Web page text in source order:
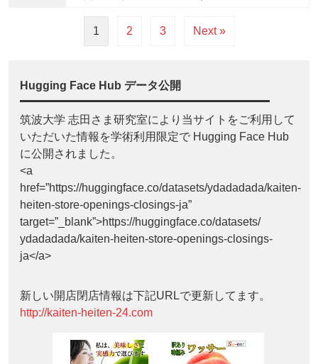
1 2 3 Next »
Hugging Face Hub データ公開
筑波大学 志田さま研究室により当サイトをご利用して
いただいた情報を学術利用限定で Hugging Face Hub
に公開されました。
<a
href=”https://huggingface.co/datasets/ydadadada/kaiten-
heiten-store-openings-closings-ja”
target=”_blank”>https://huggingface.co/datasets/
ydadadada/kaiten-heiten-store-openings-closings-
ja</a>
新しい開店閉店情報は下記URLで更新してます。
http://kaiten-heiten-24.com